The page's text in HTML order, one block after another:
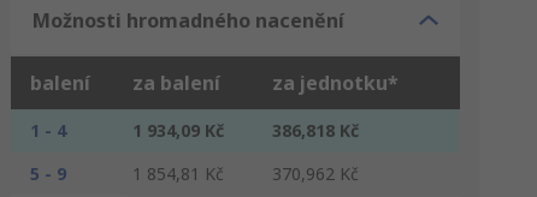
Možnosti hromadného nacenění
balení za balení za jednotku*
1 - 4 1 934,09 Kč
386,818 Kč
5 - 9
1 854,81 Kč
370,962 Kč